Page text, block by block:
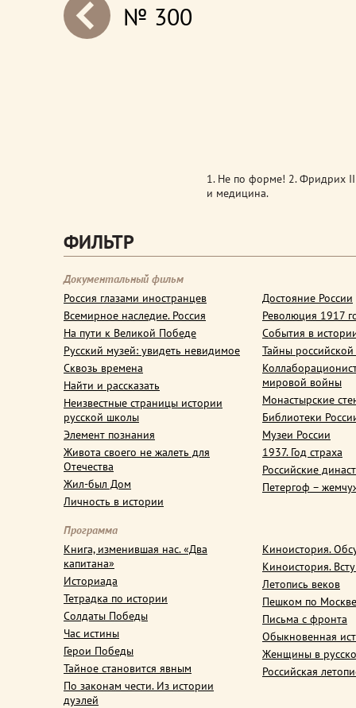
next№ 300
1. Не по форме! 2. Фридрих
и медицина.
ФИЛЬТР
Документальный фильм
Россия глазами иностранцев
Всемирное наследие. Россия
На пути к Великой Победе
Русский музей: увидеть невидимое
Сквозь времена
Найти и рассказать
Неизвестные страницы истории
русской школы
Элемент познания
Живота своего не жалеть для
Отечества
Жил-был Дом
Личность в истории
Достояние России
Революция 1917
События в
Тайны
мировой войны
Монастырские
Библиотеки
Музеи России
1937. Год страха
Российские
Петергоф –
Программа
Книга, изменившая нас. «Два
капитана»
Историада
Тетрадка по истории
Солдаты Победы
Час истины
Герои Победы
Тайное становится явным
По законам чести. Из истории
дуэлей
Киноистория.
Киноистория.
Летопись веков
Пешком по Москве
Письма с фронта
Обыкновенная
Женщины в
Российская